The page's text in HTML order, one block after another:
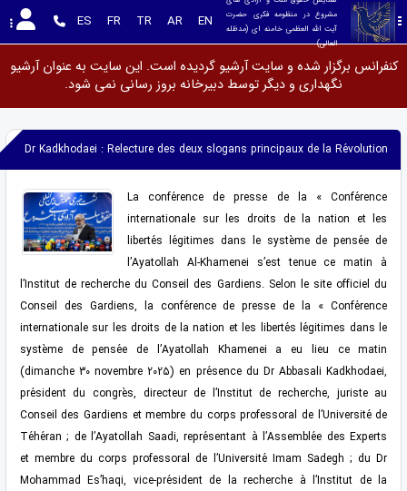
العالی)
EN
AR
TR
FR
ES
کنفرانس برگزار شده و سایت آرشیو گردیده است. این سایت به عنوان آرشیو
نگهداری و دیگر توسط دبیرخانه بروز رسانی نمی شود.
Dr Kadkhodaei : Relecture des deux slogans principaux de la Révolution
La conférence de presse de la « Conférence
internationale sur les droits de la nation et les
libertés légitimes dans le système de pensée de
l’Ayatollah Al-Khamenei s’est tenue ce matin à
l’Institut de recherche du Conseil des Gardiens. Selon le site officiel du
Conseil des Gardiens, la conférence de presse de la « Conférence
internationale sur les droits de la nation et les libertés légitimes dans le
système de pensée de l’Ayatollah Khamenei a eu lieu ce matin
(dimanche 30 novembre 2025) en présence du Dr Abbasali Kadkhodaei,
président du congrès, directeur de l’Institut de recherche, juriste au
Conseil des Gardiens et membre du corps professoral de l’Université de
Téhéran ; de l’Ayatollah Saadi, représentant à l’Assemblée des Experts
et membre du corps professoral de l’Université Imam Sadegh ; du Dr
Mohammad Es’haqi, vice-président de la recherche à l’Institut de la